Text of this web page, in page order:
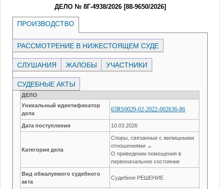
ДЕЛО № 8Г-4938/2026 [88-9650/2026]
ПРОИЗВОДСТВО
РАССМОТРЕНИЕ В НИЖЕСТОЯЩЕМ СУДЕ
СЛУШАНИЯ ЖАЛОБЫ УЧАСТНИКИ
СУДЕБНЫЕ АКТЫ
ДЕЛО
Уникальный идентификатор
дела
63RS0029-02-2022-002636-86
Дата поступления 10.03.2026
Категория дела
Споры, связанные с жилищными
отношениями →
О приведении помещения в
первоначальное состояние
Вид обжалуемого судебного
акта
Судебное РЕШЕНИЕ